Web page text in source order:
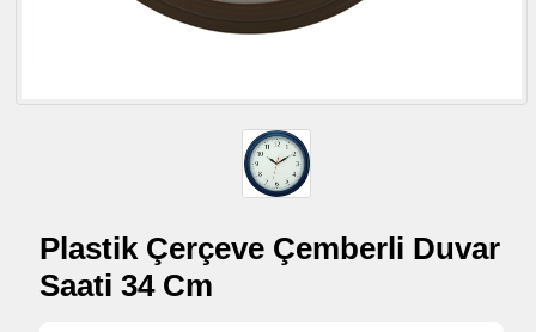
Plastik Çerçeve Çemberli Duvar
Saati 34 Cm